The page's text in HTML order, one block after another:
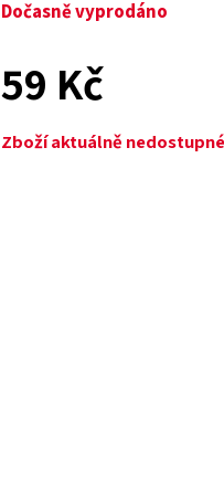
Dočasně vyprodáno
59 Kč
Zboží aktuálně nedostupné